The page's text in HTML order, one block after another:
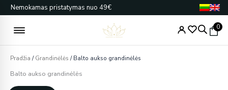
Pereiti
prie
turinio
Nemokamas pristatymas nuo 49€
0
Pradžia /Grandinėlės / Balto aukso grandinėlės
Balto aukso grandinėlės